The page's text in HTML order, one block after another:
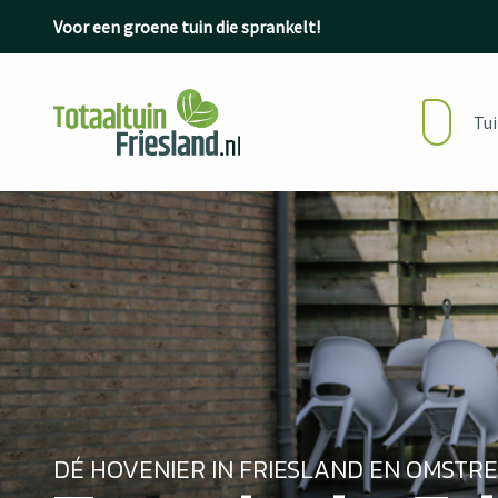
Voor een groene tuin die sprankelt!
DÉ HOVENIER IN FRIESLAND EN